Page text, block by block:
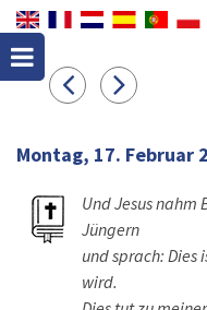
Montag, 17. Februar
Und Jesus nahm
Jüngern
und sprach: Dies
wird.